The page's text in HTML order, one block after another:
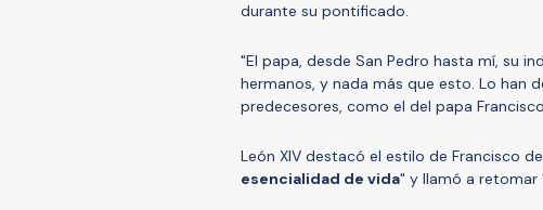
durante su pontificado.
"El papa, desde San Pedro hasta mí, su
hermanos, y nada más que esto. Lo han
predecesores, como el del papa
León XIV destacó el estilo de Francisco
esencialidad de vida" y llamó a retomar